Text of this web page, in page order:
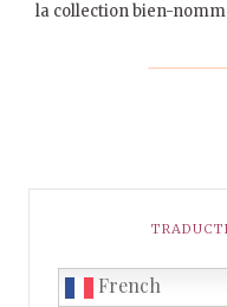
la collection bien-
French